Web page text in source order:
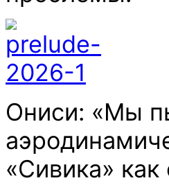
Ониси: «Мы
«Сивика»